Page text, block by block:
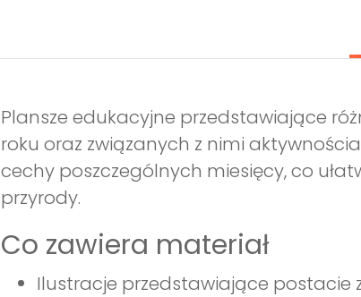
Plansze edukacyjne przedstawiające
roku oraz związanych z nimi
cechy poszczególnych miesięcy, co
przyrody.
Co zawiera materiał
Ilustracje przedstawiające postacie